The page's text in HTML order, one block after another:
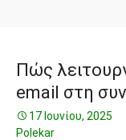
Πώς
email στη
17 Ιουνίου, 2025
Polekar